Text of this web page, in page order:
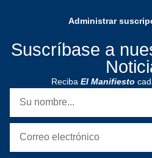
Administrar
Suscríbase a
Reciba El Manifiesto